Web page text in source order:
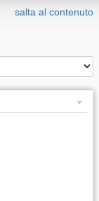
salta al contenuto